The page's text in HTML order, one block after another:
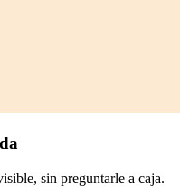
sin preguntarle a caja.